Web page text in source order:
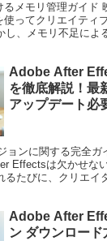
メモリ管理ガイド
ってクリエイティ
し、メモリ不足によ
Adobe After
を徹底解説！最
アップデート必
ョンに関する完全ガ
Effectsは欠かせな
るたびに、クリエイ
Adobe After
ン ダウンロー